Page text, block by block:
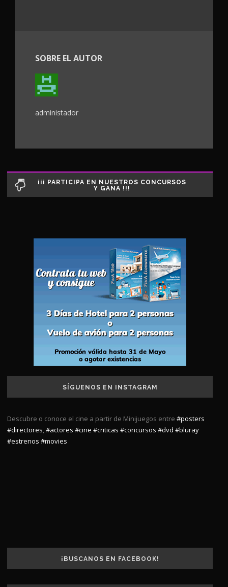
SOBRE EL AUTOR
administador
¡¡¡ PARTICIPA EN NUESTROS CONCURSOS
Y GANA !!!
SÍGUENOS EN INSTAGRAM
Descubre o conoce el cine a partir de Minijuegos entre #posters
#directores #actores #cine #criticas #concursos #dvd #bluray
#estrenos #movies
¡BUSCANOS EN FACEBOOK!